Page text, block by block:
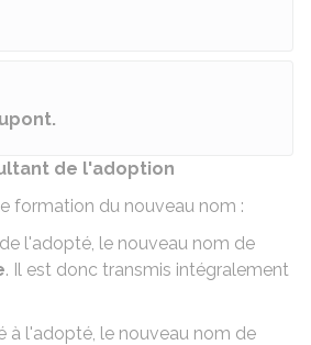
de l'adoption
formation du nouveau nom :
l'adopté, le nouveau nom de
. Il est donc transmis intégralement
à l'adopté, le nouveau nom de